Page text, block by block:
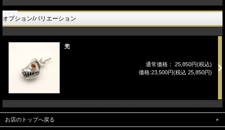
オプション/バリエーション
兜
通常価格： 25,850円(税込)
価格:23,500円(税込 25,850円)
お店のトップへ戻る